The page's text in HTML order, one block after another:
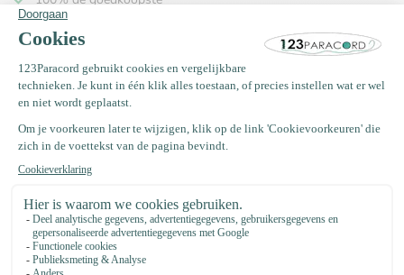
Gratis verzending binnen NL vanaf € 65,00!
Deze kleur bestaat uit: Paracord 550 type III Acid Paars
Deze kleur bestaat uit: Paracord 550 type III Baby Blauw
Deze kleur bestaat uit: Paracord 550 type III Smoke Grijs
Productomschrijving
Specificaties